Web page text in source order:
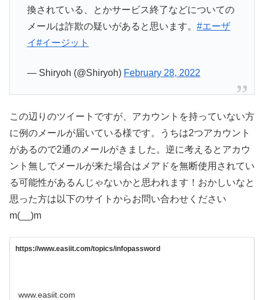
換されている、とかサービス終了などについての
メールは詐欺の疑いがあると思います。 #エーザ
イ#イージット
— Shiryoh (@Shiryoh) February 28, 2022
この辺りのツイートですが、アカウントを持っていない方
に例のメールが届いている様です。うちは2つアカウント
があるので2通のメールがきました。逆に考えるとアカウ
ント無しでメールが来た場合はメアドを無断使用されてい
る可能性があるんじゃないかと思われます！おかしいなと
思った方は以下のサイトからお問い合わせください
m(__)m
https://www.easiit.com/topics/infopassword
www.easiit.com